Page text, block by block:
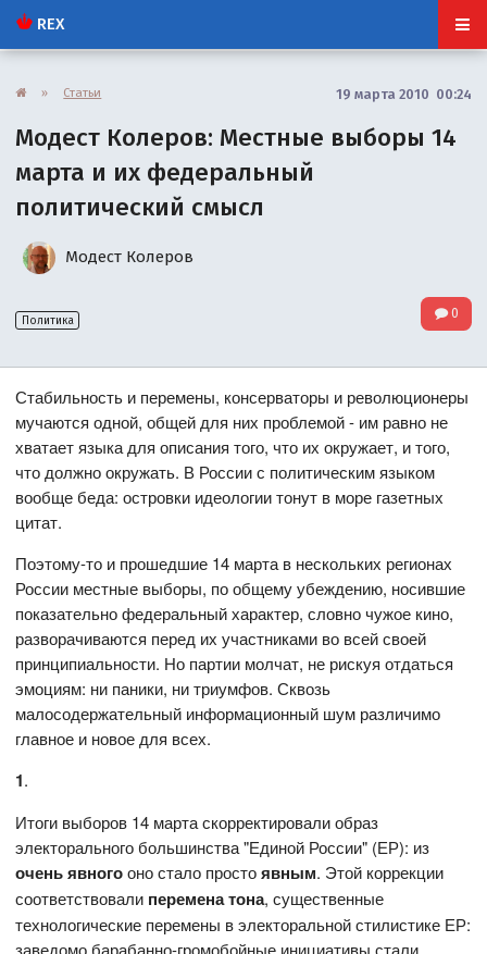
REX
» Статьи 19 марта 2010 00:24
Модест Колеров: Местные выборы 14
марта и их федеральный
политический смысл
Модест Колеров
Политика 0
Стабильность и перемены, консерваторы и революционеры
мучаются одной, общей для них проблемой - им равно не
хватает языка для описания того, что их окружает, и того,
что должно окружать. В России с политическим языком
вообще беда: островки идеологии тонут в море газетных
цитат.
Поэтому-то и прошедшие 14 марта в нескольких регионах
России местные выборы, по общему убеждению, носившие
показательно федеральный характер, словно чужое кино,
разворачиваются перед их участниками во всей своей
принципиальности. Но партии молчат, не рискуя отдаться
эмоциям: ни паники, ни триумфов. Сквозь
малосодержательный информационный шум различимо
главное и новое для всех.
1.
Итоги выборов 14 марта скорректировали образ
электорального большинства "Единой России" (ЕР): из
очень явногооно стало простоявным. Этой коррекции
соответствовали перемена тона, существенные
технологические перемены в электоральной стилистике ЕР:
заведомо барабанно-громобойные инициативы стали